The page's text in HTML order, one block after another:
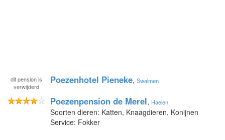
dit pension is
verwijderd
Poezenhotel Pieneke, Swalmen
Poezenpension de Merel, Haelen
Soorten dieren: Katten, Knaagdieren, Konijnen
Service: Fokker